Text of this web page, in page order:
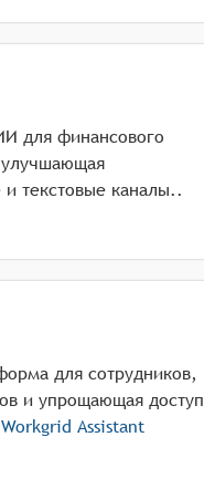
для финансового
улучшающая
и текстовые каналы..
для сотрудников,
и упрощающая доступ
Workgrid Assistant